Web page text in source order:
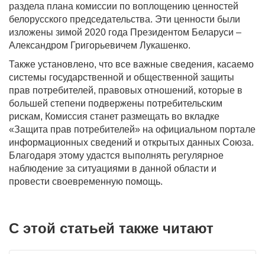
раздела плана комиссии по воплощению ценностей
белорусского председательства. Эти ценности были
изложены зимой 2020 года Президентом Беларуси –
Александром Григорьевичем Лукашенко.
Также установлено, что все важные сведения, касаемо
системы государственной и общественной защиты
прав потребителей, правовых отношений, которые в
большей степени подвержены потребительским
рискам, Комиссия станет размещать во вкладке
«Защита прав потребителей» на официальном портале
информационных сведений и открытых данных Союза.
Благодаря этому удастся выполнять регулярное
наблюдение за ситуациями в данной области и
провести своевременную помощь.
С этой статьей также читают